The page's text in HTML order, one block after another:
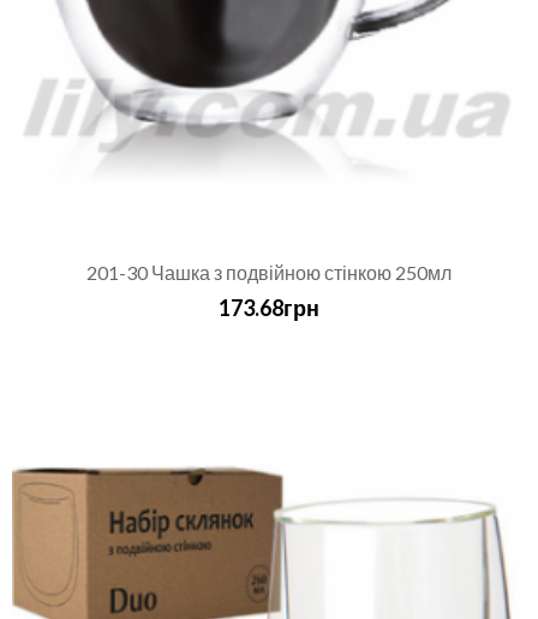
201-30 Чашка з подвійною стінкою 250мл
173.68грн